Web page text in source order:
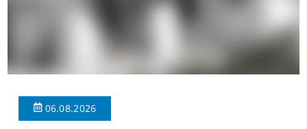
06.08.2026